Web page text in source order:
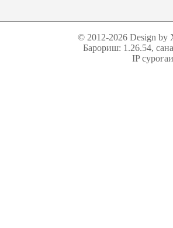
© 2012-2026 Design
Барориш: 1.26.54,
IP